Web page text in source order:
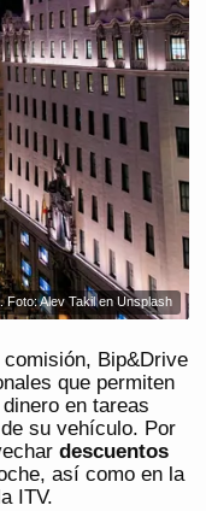
Foto: Alev Takil en Unsplash
Bip&Drive
que permiten
en tareas
su vehículo. Por
descuentos
así como en la
ITV.